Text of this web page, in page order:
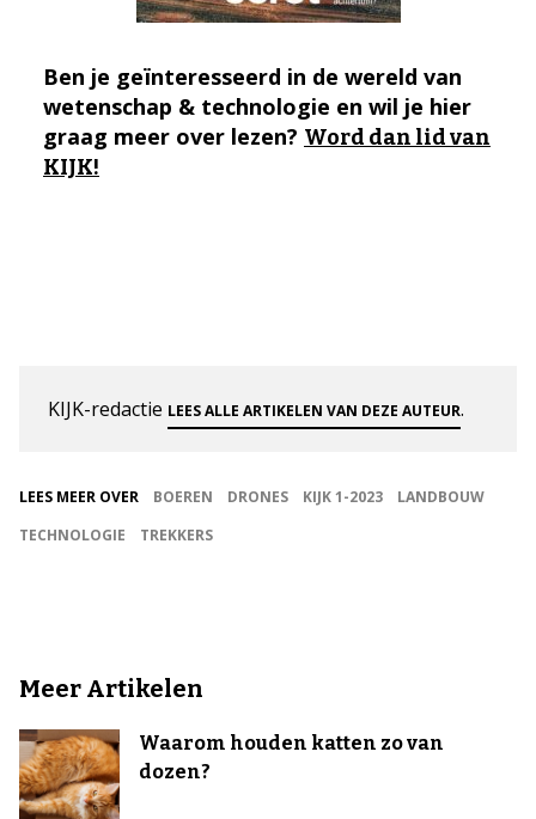
Ben je geïnteresseerd in de wereld van
wetenschap & technologie en wil je hier
graag meer over lezen? Word dan lid van
KIJK!
KIJK-redactie LEES ALLE ARTIKELEN VAN DEZE AUTEUR.
LEES MEER OVER BOEREN DRONES KIJK 1-2023
LANDBOUW
TECHNOLOGIE
TREKKERS
Meer Artikelen
Waarom houden katten zo van
dozen?